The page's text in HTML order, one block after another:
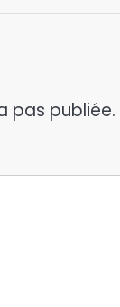
pas publiée.